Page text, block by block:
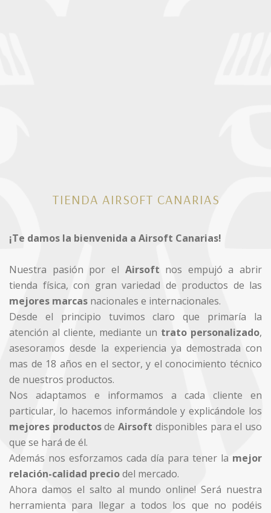
TIENDA AIRSOFT CANARIAS
¡Te damos la bienvenida a Airsoft Canarias!
Nuestra pasión por el Airsoft nos empujó a abrir
tienda física, con gran variedad de productos de las
mejores marcas nacionales e internacionales.
Desde el principio tuvimos claro que primaría la
atención al cliente, mediante un trato personalizado,
asesoramos desde la experiencia ya demostrada con
mas de 18 años en el sector, y el conocimiento técnico
de nuestros productos.
Nos adaptamos e informamos a cada cliente en
particular, lo hacemos informándole y explicándole los
mejores productosdeAirsoft disponibles para el uso
que se hará de él.
Además nos esforzamos cada día para tener la mejor
relación-calidad preciodel mercado.
Ahora damos el salto al mundo online! Será nuestra
herramienta para llegar a todos los que no podéis